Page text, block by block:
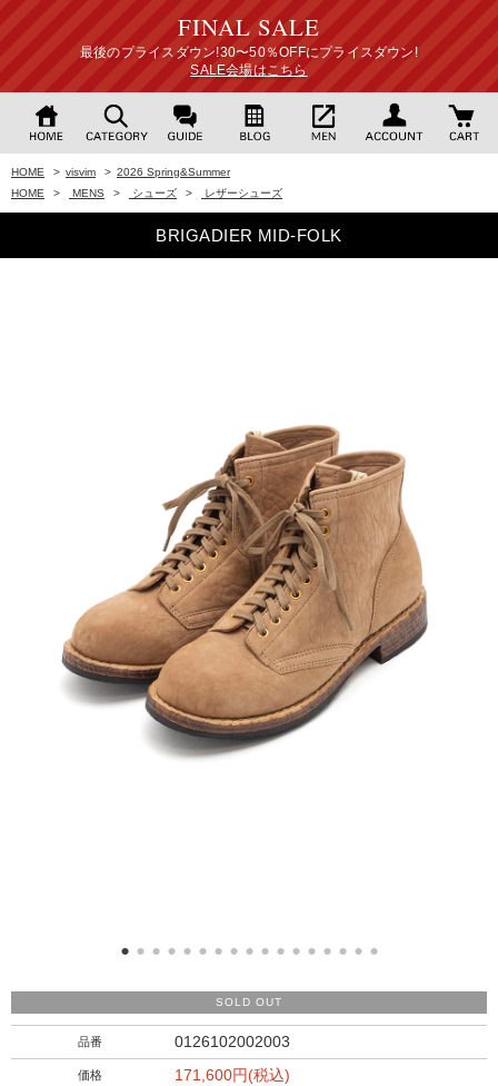
FINAL SALE
最後のプライスダウン!30〜50％OFFにプライスダウン!
SALE会場はこちら
HOME > visvim > 2026 Spring&Summer
HOME
> MENS > シューズ > レザーシューズ
BRIGADIER MID-FOLK
SOLD OUT
品番 0126102002003
価格 171,600円(税込)